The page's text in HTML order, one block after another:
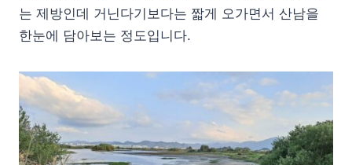
는 제방인데 거닌다기보다는 짧게 오가면서 산남을
한눈에 담아보는 정도입니다.